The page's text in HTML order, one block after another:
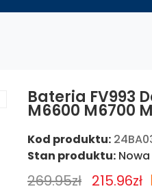
Bateria FV993
M6600 M6700
Kod produktu:
Stan produktu: Nowa
269.95zł 215.96zł